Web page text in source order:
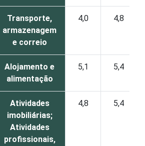
Transporte,
armazenagem
e correio
4,0 4,8
Alojamento e
alimentação
5,1 5,4
Atividades
imobiliárias;
Atividades
profissionais,
4,8 5,4